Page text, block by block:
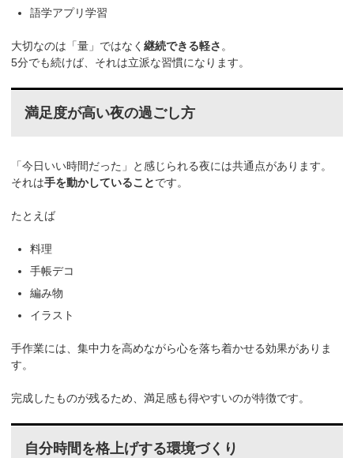
語学アプリ学習
大切なのは「量」ではなく継続できる軽さ 。
5分でも続けば、それは立派な習慣になります。
満足度が高い夜の過ごし方
「今日いい時間だった」と感じられる夜には共通点があります。
それは手を動かしていることです。
たとえば
料理
手帳デコ
編み物
イラスト
手作業には、集中力を高めながら心を落ち着かせる効果がありま
す。
完成したものが残るため、満足感も得やすいのが特徴です。
自分時間を格上げする環境づくり